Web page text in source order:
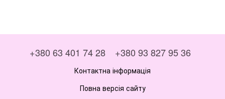
+380 63 401 74 28 +380 93 827 95 36
Контактна інформація
Повна версія сайту